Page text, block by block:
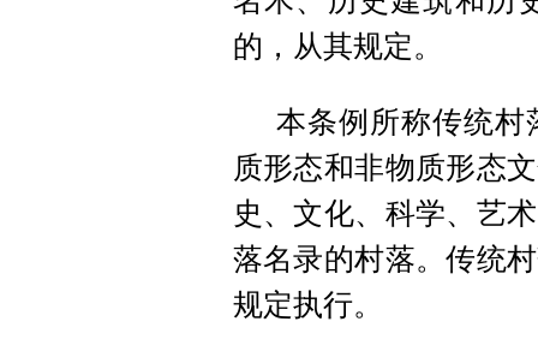
的，从其规定。
本条例所称传统村
质形态和非物质形态
史、文化、科学、艺
落名录的村落。传统
规定执行。